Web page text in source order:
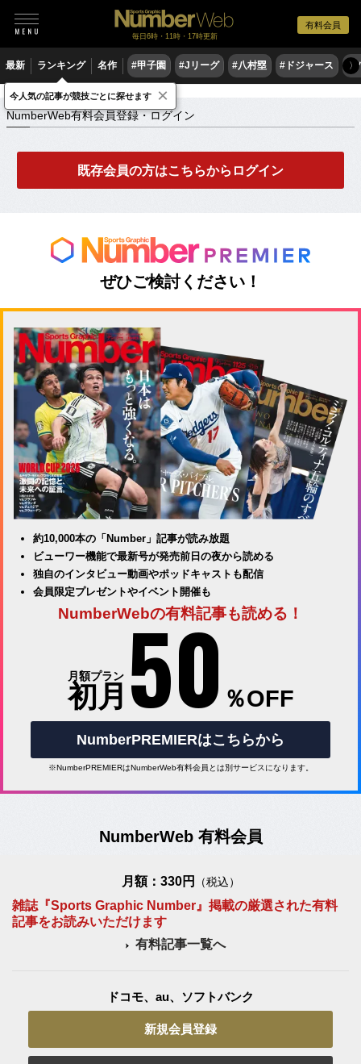
有料会員
毎日6時・11時・17時更新
最新 ランキング 名作 #甲子園 #Jリーグ #八村塁 #ドジャース #
〉
NumberWeb有料会員登録・ログイン
NumberWeb有料会員登録・ログイン
既存会員の方はこちらからログイン
ぜひご検討ください！
約10,000本の「Number」記事が読み放題
ビューワー機能で最新号が発売前日の夜から読める
独自のインタビュー動画やポッドキャストも配信
会員限定プレゼントやイベント開催も
NumberWebの有料記事も読める！
月額プラン
初月 50 ％OFF
NumberPREMIERはこちらから
※NumberPREMIERはNumberWeb有料会員とは別サービスになります。
NumberWeb 有料会員
月額：330円 （税込）
雑誌『Sports Graphic Number』掲載の厳選された有料
記事をお読みいただけます
有料記事一覧へ
ドコモ、au、ソフトバンク
新規会員登録
今人気の記事が競技ごとに探せます ×